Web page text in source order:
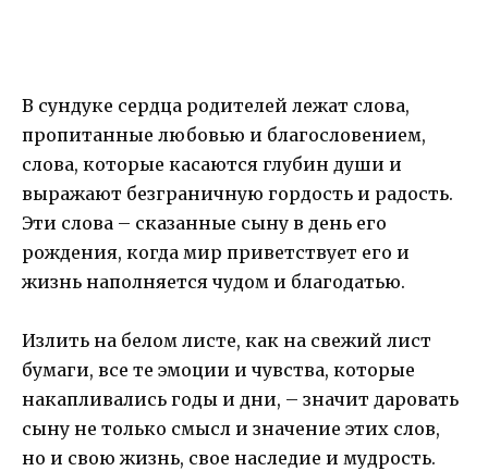
В сундуке сердца родителей лежат слова,
пропитанные любовью и благословением,
слова, которые касаются глубин души и
выражают безграничную гордость и радость.
Эти слова – сказанные сыну в день его
рождения, когда мир приветствует его и
жизнь наполняется чудом и благодатью.
Излить на белом листе, как на свежий лист
бумаги, все те эмоции и чувства, которые
накапливались годы и дни, – значит даровать
сыну не только смысл и значение этих слов,
но и свою жизнь, свое наследие и мудрость.